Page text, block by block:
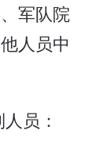
军队院
人员中
员：